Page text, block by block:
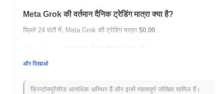
Meta Grok की वर्तमान दैनिक ट्रेडिंग मात्रा क्या है?
पिछले 24 घंटों में, Meta Grok की ट्रेडिंग मात्रा $0.00 .
सर्वकालिक उच्च (ATH):
और दिखाओ
क्रिप्टोक्यूरेंसीज़ अत्यधिक अस्थिर हैं और इनमें महत्वपूर्ण जोखिम शामिल हैं।